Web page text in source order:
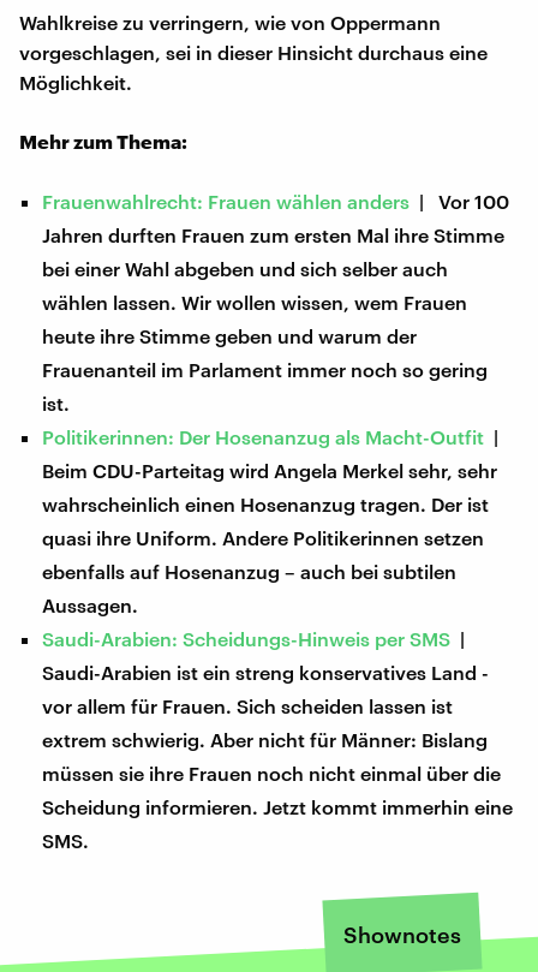
Wahlkreise zu verringern, wie von Oppermann
vorgeschlagen, sei in dieser Hinsicht durchaus eine
Möglichkeit.
Mehr zum Thema:
Frauenwahlrecht: Frauen wählen anders | Vor 100
Jahren durften Frauen zum ersten Mal ihre Stimme
bei einer Wahl abgeben und sich selber auch
wählen lassen. Wir wollen wissen, wem Frauen
heute ihre Stimme geben und warum der
Frauenanteil im Parlament immer noch so gering
ist.
Politikerinnen: Der Hosenanzug als Macht-Outfit |
Beim CDU-Parteitag wird Angela Merkel sehr, sehr
wahrscheinlich einen Hosenanzug tragen. Der ist
quasi ihre Uniform. Andere Politikerinnen setzen
ebenfalls auf Hosenanzug – auch bei subtilen
Aussagen.
Saudi-Arabien: Scheidungs-Hinweis per SMS |
Saudi-Arabien ist ein streng konservatives Land -
vor allem für Frauen. Sich scheiden lassen ist
extrem schwierig. Aber nicht für Männer: Bislang
müssen sie ihre Frauen noch nicht einmal über die
Scheidung informieren. Jetzt kommt immerhin eine
SMS.
Shownotes